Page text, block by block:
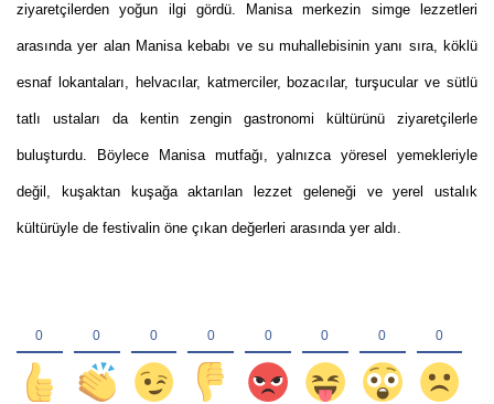
ziyaretçilerden yoğun ilgi gördü. Manisa merkezin simge lezzetleri
arasında yer alan Manisa kebabı ve su muhallebisinin yanı sıra, köklü
esnaf lokantaları, helvacılar, katmerciler, bozacılar, turşucular ve sütlü
tatlı ustaları da kentin zengin gastronomi kültürünü ziyaretçilerle
buluşturdu. Böylece Manisa mutfağı, yalnızca yöresel yemekleriyle
değil, kuşaktan kuşağa aktarılan lezzet geleneği ve yerel ustalık
kültürüyle de festivalin öne çıkan değerleri arasında yer aldı.